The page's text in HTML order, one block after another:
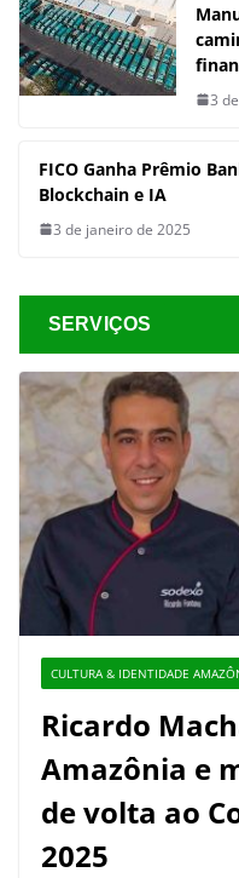
3
FICO Ganha Prêmio
Blockchain e IA
3 de janeiro de 2025
SERVIÇOS
CULTURA & IDENTIDADE
Ricardo
Amazônia e
de volta ao
2025